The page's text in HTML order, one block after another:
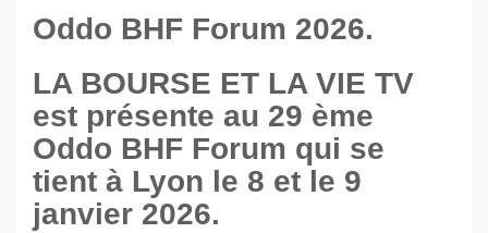
Oddo BHF Forum 2026.
LA BOURSE ET LA VIE TV
est présente au 29 ème
Oddo BHF Forum qui se
tient à Lyon le 8 et le 9
janvier 2026.